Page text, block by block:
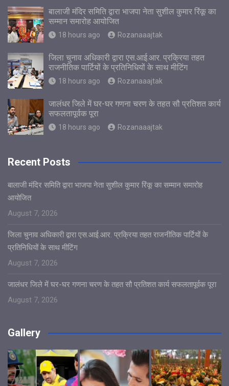
बालाजी मंदिर समिति द्वारा भाजपा नेता सुशील कुमार रिंकू का
सम्मान समारोह आयोजित
18 hours ago Rozanaaajtak
जिला चुनाव अधिकारी द्वारा एस.आई.आर. प्रक्रिया तहत
राजनीतिक पार्टियों के प्रतिनिधियों के साथ मीटिंग
18 hours ago Rozanaaajtak
जालंधर जिले में घर-घर गणना चरण के तहत सौ प्रतिशत कार्य
सफलतापूर्वक पूरा
18 hours ago Rozanaaajtak
Recent Posts
बालाजी मंदिर समिति द्वारा भाजपा नेता सुशील कुमार रिंकू का सम्मान समारोह
आयोजित
August 7, 2026
जिला चुनाव अधिकारी द्वारा एस.आई.आर. प्रक्रिया तहत राजनीतिक पार्टियों के
प्रतिनिधियों के साथ मीटिंग
August 7, 2026
जालंधर जिले में घर-घर गणना चरण के तहत सौ प्रतिशत कार्य सफलतापूर्वक पूरा
August 7, 2026
Gallery